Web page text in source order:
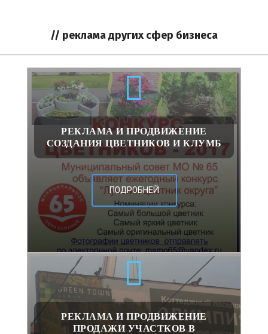
// реклама других сфер бизнеса
РЕКЛАМА И ПРОДВИЖЕНИЕ
СОЗДАНИЯ ЦВЕТНИКОВ И КЛУМБ
ПОДРОБНЕЙ
РЕКЛАМА И ПРОДВИЖЕНИЕ
ПРОДАЖИ УЧАСТКОВ В